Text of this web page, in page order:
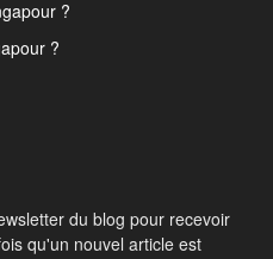
?
?
du blog pour recevoir
qu'un nouvel article est